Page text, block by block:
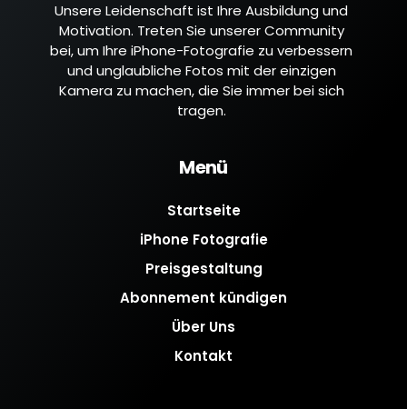
Unsere Leidenschaft ist Ihre Ausbildung und
Motivation. Treten Sie unserer Community
bei, um Ihre iPhone-Fotografie zu verbessern
und unglaubliche Fotos mit der einzigen
Kamera zu machen, die Sie immer bei sich
tragen.
Menü
Startseite
iPhone Fotografie
Preisgestaltung
Abonnement kündigen
Über Uns
Kontakt